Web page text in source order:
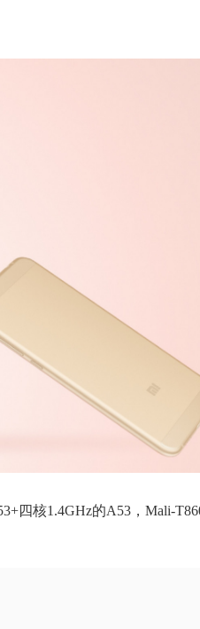
四核1.4GHz的A53，Mali-